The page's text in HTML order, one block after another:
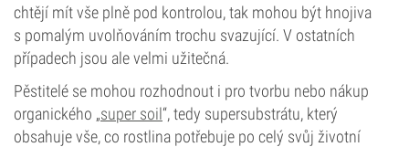
chtějí mít vše plně pod kontrolou, tak mohou být hnojiva
s pomalým uvolňováním trochu svazující. V ostatních
případech jsou ale velmi užitečná.
Pěstitelé se mohou rozhodnout i pro tvorbu nebo nákup
organického „super soil“, tedy supersubstrátu, který
obsahuje vše, co rostlina potřebuje po celý svůj životní